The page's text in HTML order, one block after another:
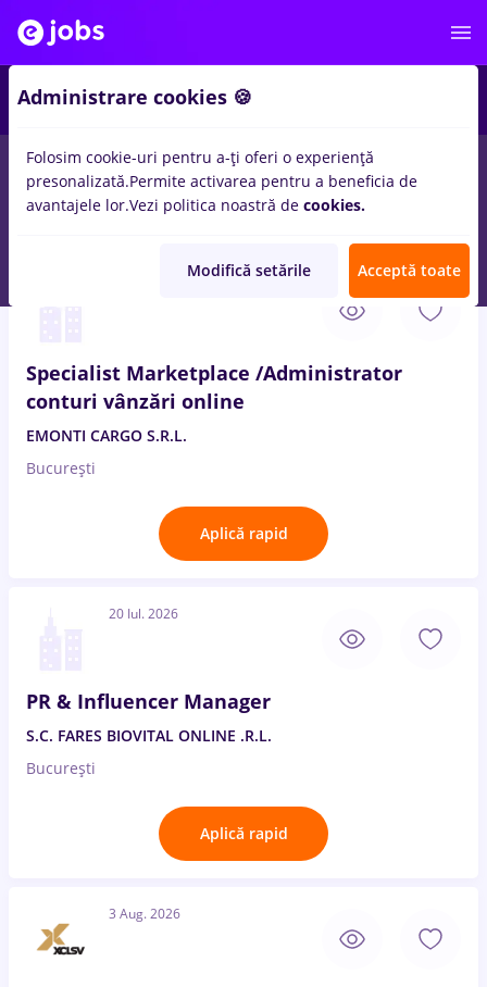
Salarii Full time Part time Fără experiență
Specialist Marketplace /Administrator
conturi vânzări online
EMONTI CARGO S.R.L.
București
Aplică rapid
20 Iul. 2026
PR & Influencer Manager
S.C. FARES BIOVITAL ONLINE .R.L.
București
Aplică rapid
3 Aug. 2026
Administrare cookies 🍪
Folosim cookie-uri pentru a-ți oferi o experiență
presonalizată.Permite activarea pentru a beneficia de
avantajele lor.Vezi politica noastră de cookies.
Modifică setările Acceptă toate